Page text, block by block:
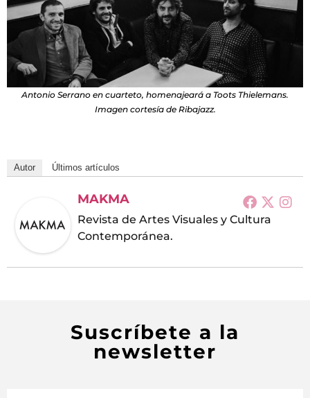
Antonio Serrano en cuarteto, homenajeará a Toots Thielemans.
Imagen cortesía de Ribajazz.
Autor Últimos artículos
MAKMA
Revista de Artes Visuales y Cultura
Contemporánea.
Suscríbete a la
newsletter